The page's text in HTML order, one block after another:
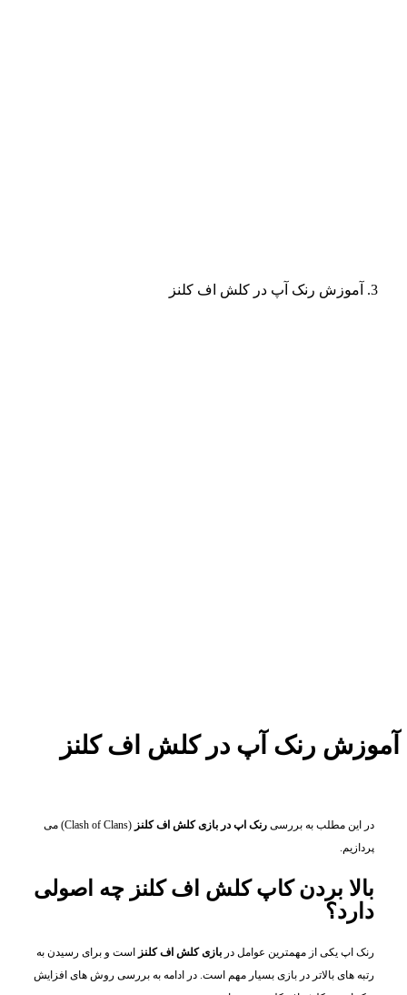
آموزش رنک آپ در کلش اف کلنز
آموزش رنک آپ در کلش اف کلنز
در این مطلب به بررسی رنک اپ در بازی کلش اف کلنز
(Clash of Clans) می
پردازیم.
بالا بردن کاپ کلش اف کلنز چه اصولی
دارد؟
رنک اپ یکی از مهمترین عوامل در بازی کلش اف کلنز
است و برای رسیدن به
رتبه های بالاتر در بازی بسیار مهم است. در ادامه به بررسی روش های افزایش